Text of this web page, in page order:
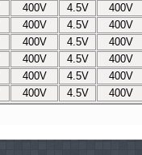
400V 4.5V
400V
400V 4.5V
400V
400V 4.5V
400V
400V 4.5V
400V
400V 4.5V
400V
400V 4.5V 400V